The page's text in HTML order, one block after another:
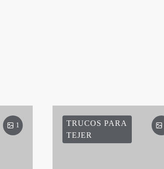
1
TRUCOS PARA
TEJER